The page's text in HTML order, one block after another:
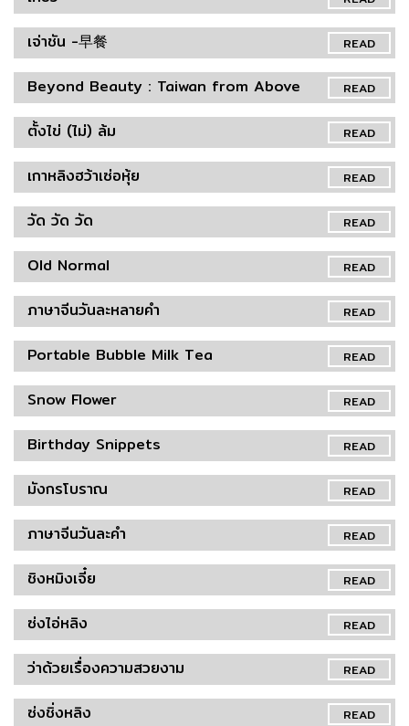
READ
เจ่าชัน -早餐
READ
Beyond Beauty : Taiwan from Above
READ
ตั้งไข่ (ไม่) ล้ม
READ
เกาหลิงฮว้าเซ่อหุ้ย
READ
วัด วัด วัด
READ
Old Normal
READ
ภาษาจีนวันละหลายคำ
READ
Portable Bubble Milk Tea
READ
Snow Flower
READ
Birthday Snippets
READ
มังกรโบราณ
READ
ภาษาจีนวันละคำ
READ
ชิงหมิงเจี๋ย
READ
ซ่งไอ่หลิง
READ
ว่าด้วยเรื่องความสวยงาม
READ
ซ่งชิ่งหลิง